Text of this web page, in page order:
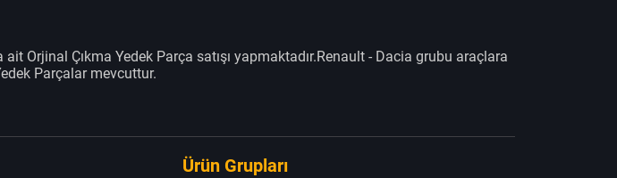
Orjinal Çıkma Yedek Parça satışı yapmaktadır.Renault - Dacia grubu araçlara
Parçalar mevcuttur.
Ürün Grupları